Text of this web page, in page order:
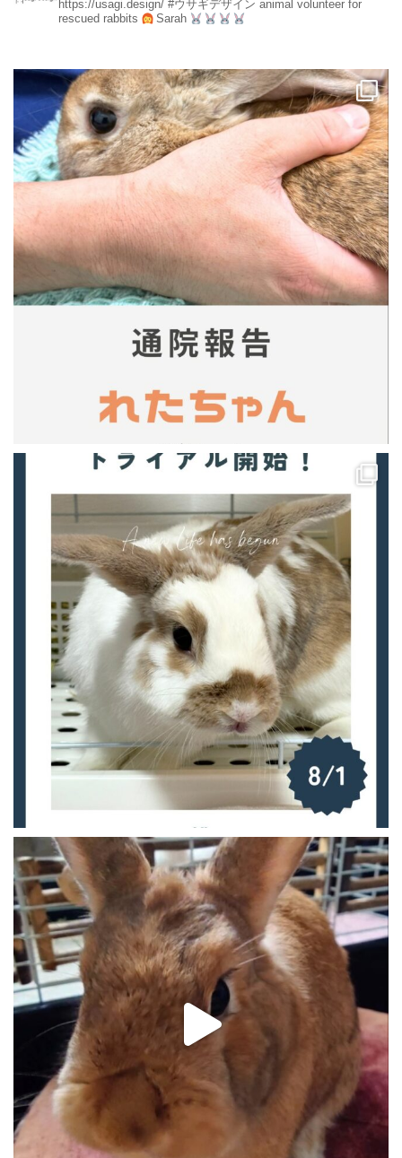
https://usagi.design/ #ウサギデザイン animal volunteer for
rescued rabbits
Sarah